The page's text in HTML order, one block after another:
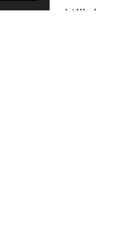
in de praktijk, in